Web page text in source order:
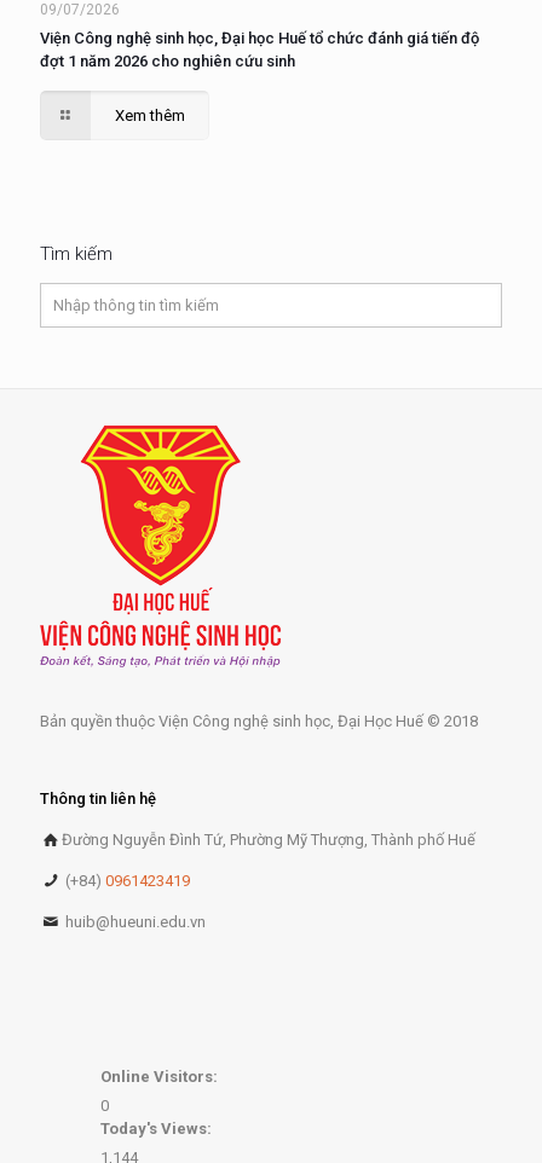
09/07/2026
Viện Công nghệ sinh học, Đại học Huế tổ chức đánh giá tiến độ
đợt 1 năm 2026 cho nghiên cứu sinh
Xem thêm
Tìm kiếm
Bản quyền thuộc Viện Công nghệ sinh học, Đại Học Huế © 2018
Thông tin liên hệ
Đường Nguyễn Đình Tứ, Phường Mỹ Thượng, Thành phố Huế
(+84)0961423419
huib@hueuni.edu.vn
Online Visitors:
0
Today's Views:
1,144